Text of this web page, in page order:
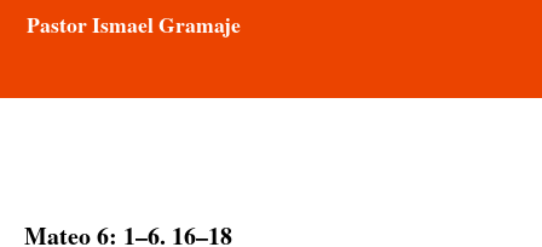
Pastor Ismael Gramaje
Mateo 6: 1–6. 16–18